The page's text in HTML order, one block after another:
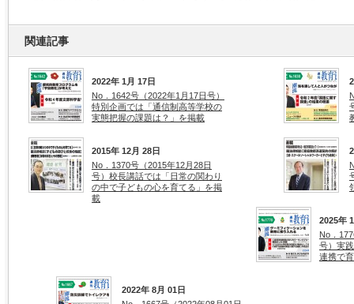
関連記事
2022年 1月 17日
No．1642号（2022年1月17日号）
特別企画では「通信制高等学校の
実態把握の課題は？」を掲載
2015年 12月 28日
No．1370号（2015年12月28日
号）校長講話では「日常の関わり
の中で子どもの心を育てる」を掲
載
2025年
No．
号）実
連携で
2022年 8月 01日